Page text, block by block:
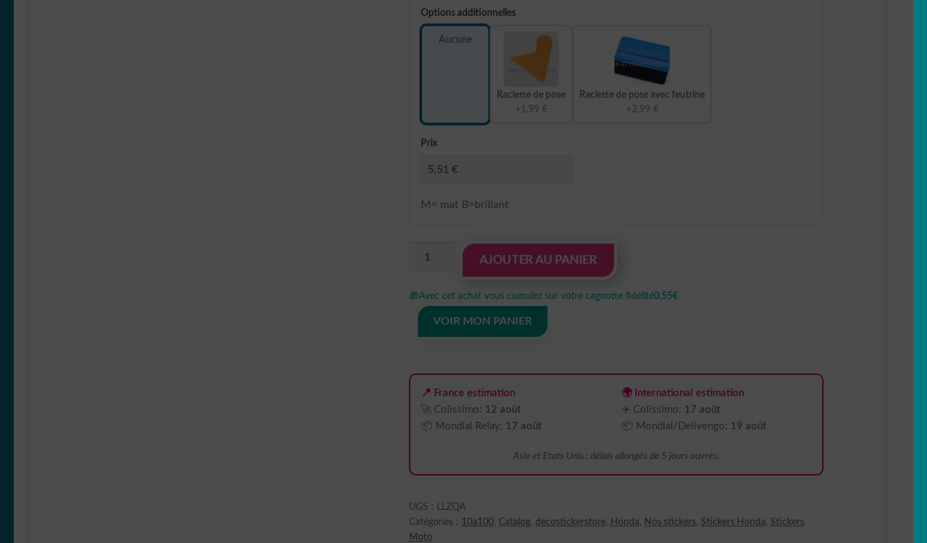
Options additionnelles
Aucune
Raclette de pose
+1,99 €
Raclette de pose avec feutrine
+2,99 €
Prix
M= mat B=brillant
autocollant
Honda
Africa
LLZQA
AJOUTER AU PANIER
🎁Avec cet achat vous cumulez sur votre cagnotte fidélité0,55€
VOIR MON PANIER
📍 France estimation
🚀 Colissimo: 12 août
📦 Mondial Relay: 17 août
🌍 International estimation
✈️ Colissimo: 17 août
📦 Mondial/Delivengo: 19 août
Asie et Etats Unis : délais allongés de 5 jours ouvrés.
UGS :
LLZQA
Catégories : 10a100, Catalog, decostickerstore, Honda, Nos stickers, Stickers Honda, Stickers
Moto